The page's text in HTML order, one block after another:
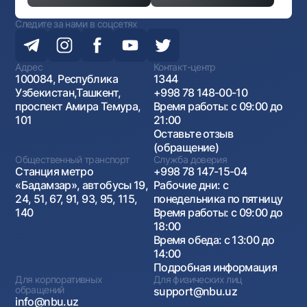
Следите за нами в соцсетях
Адрес
100084, Республика
Узбекистан,Ташкент,
проспект Амира Темура,
101
Контакт-центр
1344
+998 78 148-00-10
Время работы: с 09:00 до
21:00
Оставьте отзыв
(обращение)
Общественный транспорт
Станция метро
«Бадамзар», автобусы 19,
24, 51, 67, 91, 93, 95, 115,
140
Служба доверия
+998 78 147-15-04
Рабочие дни: с
понедельника по пятницу
Время работы: с 09:00 до
18:00
Время обеда: с 13:00 до
14:00
Подробная информация
Для корпоративных
обращений
info@nbu.uz
Для физических лиц
support@nbu.uz